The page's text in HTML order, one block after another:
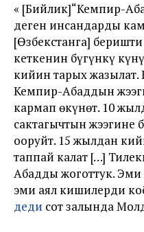
« [Бийлик]“Кемпир-
деген инсандарды
[Өзбекстанга]
кеткенин бүгүнкү
кийин тарых
Кемпир-Абаддын
кармап өкүнөт. 10
сактагычтын жээгине
ооруйт. 15 жылдан
таппай калат […]
Абадды жоготтук.
эми аял кишилерди
деди сот залында